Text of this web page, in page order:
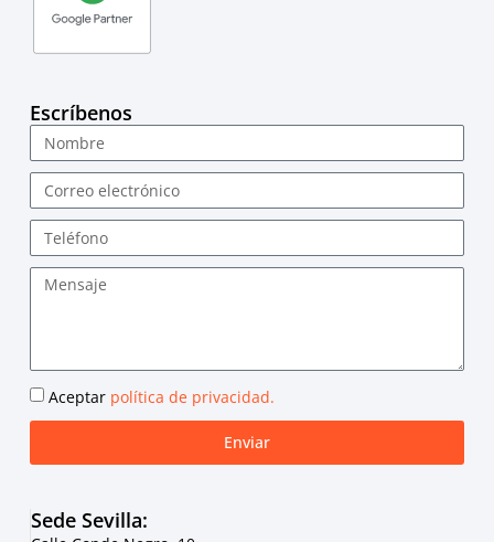
Escríbenos
Aceptar política de privacidad.
Enviar
Sede Sevilla: